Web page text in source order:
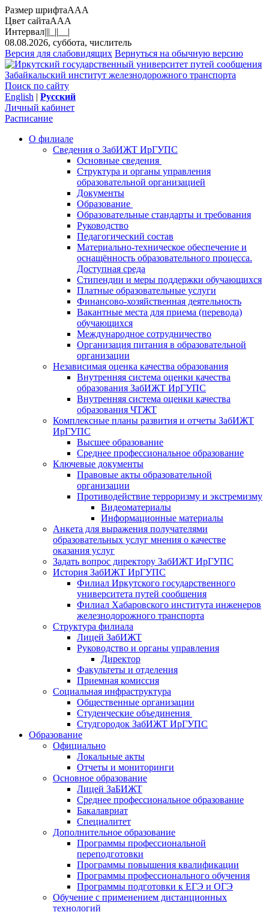
Размер шрифтаAAA
Цвет сайтаAAA
Интервал|||_||__|
08.08.2026, суббота, числитель
Версия для слабовидящих Вернуться на обычную версию
Забайкальский институт железнодорожного транспорта
Поиск по сайту
English | Русский
Личный кабинет
Расписание
О филиале
Сведения о ЗабИЖТ ИрГУПС
Основные сведения
Структура и органы управления
образовательной организацией
Документы
Образование
Образовательные стандарты и требования
Руководство
Педагогический состав
Материально-техническое обеспечение и
оснащённость образовательного процесса.
Доступная среда
Стипендии и меры поддержки обучающихся
Платные образовательные услуги
Финансово-хозяйственная деятельность
Вакантные места для приема (перевода)
обучающихся
Международное сотрудничество
Организация питания в образовательной
организации
Независимая оценка качества образования
Внутренняя система оценки качества
образования ЗабИЖТ ИрГУПС
Внутренняя система оценки качества
образования ЧТЖТ
Комплексные планы развития и отчеты ЗабИЖТ
ИрГУПС
Высшее образование
Среднее профессиональное образование
Ключевые документы
Правовые акты образовательной
организации
Противодействие терроризму и экстремизму
Видеоматериалы
Информационные материалы
Анкета для выражения получателями
образовательных услуг мнения о качестве
оказания услуг
Задать вопрос директору ЗабИЖТ ИрГУПС
История ЗабИЖТ ИрГУПС
Филиал Иркутского государственного
университета путей сообщения
Филиал Хабаровского института инженеров
железнодорожного транспорта
Структура филиала
Лицей ЗабИЖТ
Руководство и органы управления
Директор
Факультеты и отделения
Приемная комиссия
Социальная инфраструктура
Общественные организации
Студенческие объединения
Студгородок ЗабИЖТ ИрГУПС
Образование
Официально
Локальные акты
Отчеты и мониторинги
Основное образование
Лицей ЗаБИЖТ
Среднее профессиональное образование
Бакалавриат
Специалитет
Дополнительное образование
Программы профессиональной
переподготовки
Программы повышения квалификации
Программы профессионального обучения
Программы подготовки к ЕГЭ и ОГЭ
Обучение с применением дистанционных
технологий